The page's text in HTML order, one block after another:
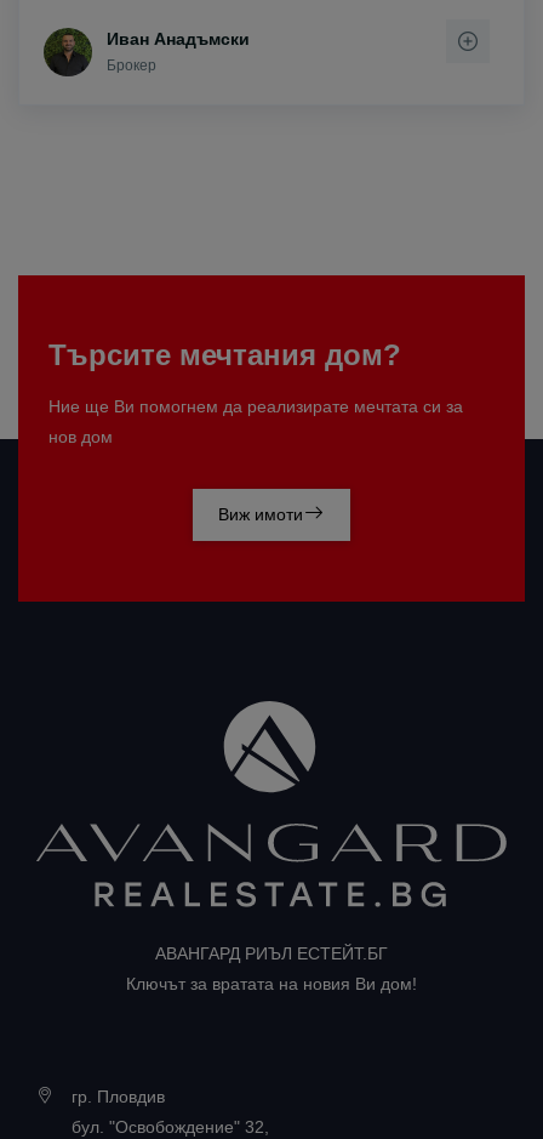
Иван Анадъмски
Брокер
Търсите мечтания дом?
Ние ще Ви помогнем да реализирате мечтата си за
нов дом
Виж имоти
АВАНГАРД РИЪЛ ЕСТЕЙТ.БГ
Ключът за вратата на новия Ви дом!
гр. Пловдив
бул. "Освобождение" 32,